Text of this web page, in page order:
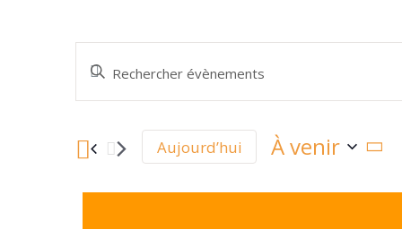
Recherche
et
navigation
Saisir
mot-
Rechercher
Aujourd’hui
À venir